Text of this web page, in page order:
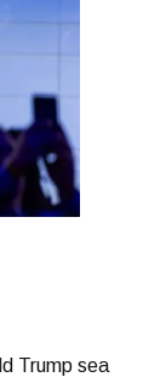
Trump sea